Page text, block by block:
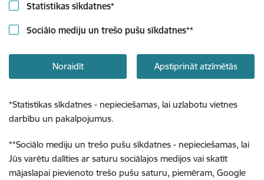
Statistikas sīkdatnes*
Sociālo mediju un trešo pušu sīkdatnes**
Noraidīt Apstiprināt atzīmētās
*Statistikas sīkdatnes - nepieciešamas, lai uzlabotu vietnes
darbību un pakalpojumus.
**Sociālo mediju un trešo pušu sīkdatnes - nepieciešamas, lai
Jūs varētu dalīties ar saturu sociālajos medijos vai skatīt
mājaslapai pievienoto trešo pušu saturu, piemēram, Google